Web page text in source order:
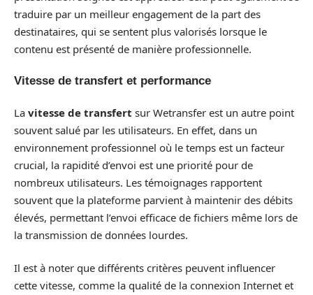
traduire par un meilleur engagement de la part des
destinataires, qui se sentent plus valorisés lorsque le
contenu est présenté de manière professionnelle.
Vitesse de transfert et performance
La vitesse de transfert sur Wetransfer est un autre point
souvent salué par les utilisateurs. En effet, dans un
environnement professionnel où le temps est un facteur
crucial, la rapidité d’envoi est une priorité pour de
nombreux utilisateurs. Les témoignages rapportent
souvent que la plateforme parvient à maintenir des débits
élevés, permettant l’envoi efficace de fichiers même lors de
la transmission de données lourdes.
Il est à noter que différents critères peuvent influencer
cette vitesse, comme la qualité de la connexion Internet et